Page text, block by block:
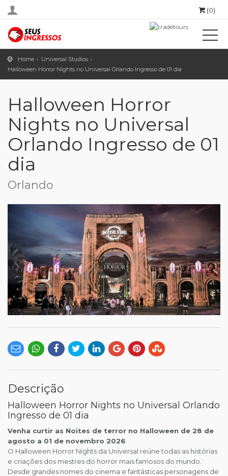
(0)
Home
Universal Studios
Halloween Horror Nights no Universal Orlando Ingresso de 01 dia
Halloween Horror
Nights no Universal
Orlando Ingresso de 01
dia
Orlando
Descrição
Halloween Horror Nights no Universal Orlando
Ingresso de 01 dia
Venha curtir as Noites de terror no Halloween de 28 de
agosto a 01 de novembro 2026
O Halloween Horror Nights da Universal reúne todas as histórias
e criações dos mestres do horror mais famosos do mundo.
Desde grandes nomes do cinema e fantásticas personagens de